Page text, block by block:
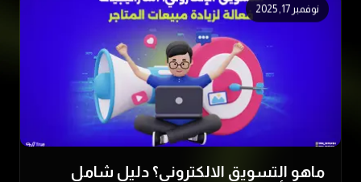
نوفمبر 17, 2025
ماهو التسويق الالكتروني؟ دليل شامل